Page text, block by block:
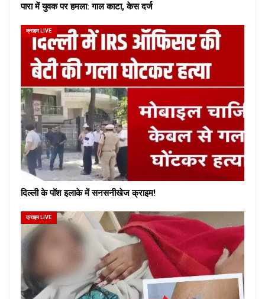
पारा में युवक पर हमला: गाल काटा, केस दर्ज
क्राइम LIVE
दिल्ली के पॉश इलाके में सनसनीखेज क्राइम!
क्राइम LIVE